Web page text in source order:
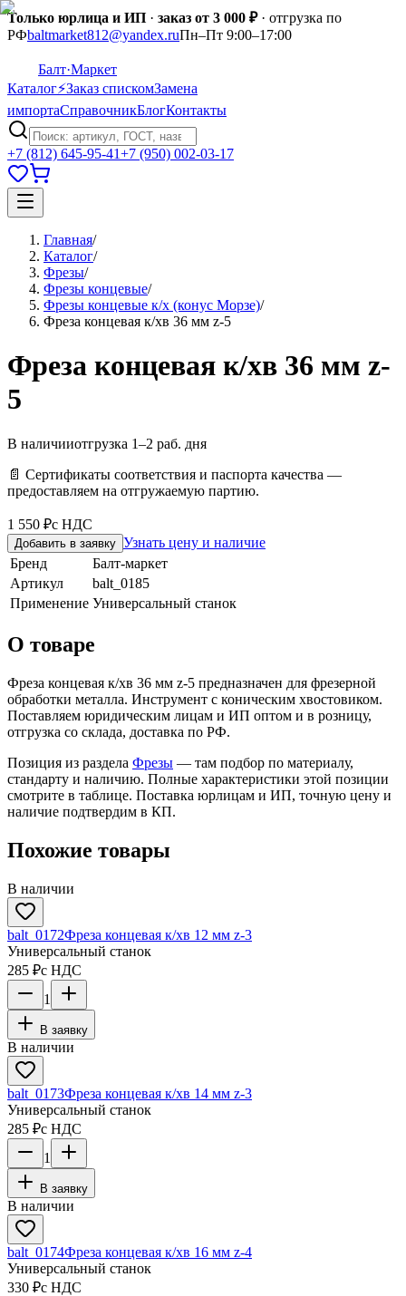
Только юрлица и ИП · заказ от 3 000 ₽· отгрузка по
РФbaltmarket812@yandex.ruПн–Пт 9:00–17:00
Балт·Маркет
Каталог⚡Заказ спискомЗамена
импортаСправочникБлогКонтакты
+7 (812) 645-95-41+7 (950) 002-03-17
Главная/
Каталог/
Фрезы/
Фрезы концевые/
Фрезы концевые к/х (конус Морзе)/
Фреза концевая к/хв 36 мм z-5
Фреза концевая к/хв 36 мм z-
5
В наличииотгрузка 1–2 раб. дня
📄 Сертификаты соответствия и паспорта качества —
предоставляем на отгружаемую партию.
1 550 ₽с НДС
Добавить в заявку Узнать цену и наличие
Бренд
Балт-маркет
Артикул
balt_0185
Применение Универсальный станок
О товаре
Фреза концевая к/хв 36 мм z-5 предназначен для фрезерной
обработки металла. Инструмент с коническим хвостовиком.
Поставляем юридическим лицам и ИП оптом и в розницу,
отгрузка со склада, доставка по РФ.
Позиция из раздела Фрезы — там подбор по материалу,
стандарту и наличию. Полные характеристики этой позиции
смотрите в таблице. Поставка юрлицам и ИП, точную цену и
наличие подтвердим в КП.
Похожие товары
В наличии
balt_0172Фреза концевая к/хв 12 мм z-3
Универсальный станок
285 ₽с НДС
1
В заявку
В наличии
balt_0173Фреза концевая к/хв 14 мм z-3
Универсальный станок
285 ₽с НДС
1
В заявку
В наличии
balt_0174Фреза концевая к/хв 16 мм z-4
Универсальный станок
330 ₽с НДС